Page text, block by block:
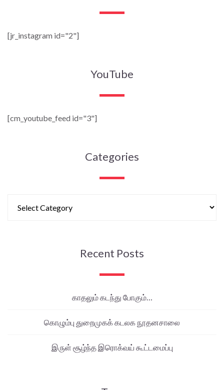
[jr_instagram id="2"]
YouTube
[cm_youtube_feed id="3"]
Categories
Recent Posts
காதலும் கடந்து போகும்…
கொழும்பு துறைமுகக் கடலக நூதனசாலை
இருள் சூழ்ந்த இரொக்வய் கூட்டமைப்பு